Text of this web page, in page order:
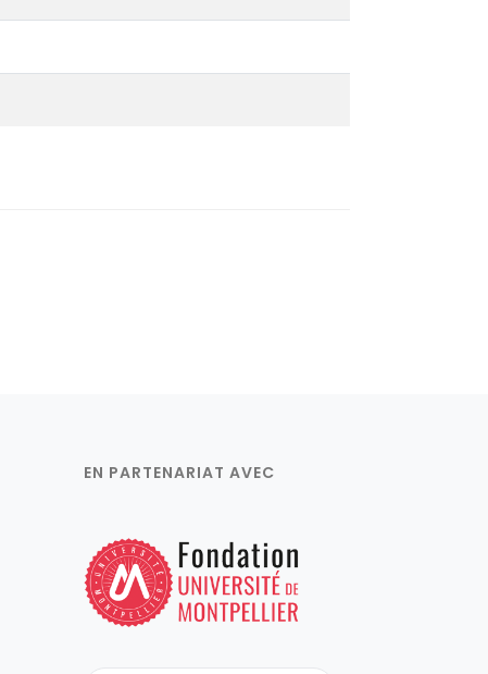
EN PARTENARIAT AVEC